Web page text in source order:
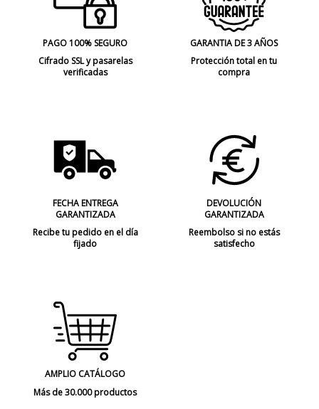
PAGO 100% SEGURO
Cifrado SSL y pasarelas
verificadas
GARANTIA DE 3 AÑOS
Protección total en tu
compra
FECHA ENTREGA
GARANTIZADA
Recibe tu pedido en el día
fijado
DEVOLUCIÓN
GARANTIZADA
Reembolso si no estás
satisfecho
AMPLIO CATÁLOGO
Más de 30.000 productos